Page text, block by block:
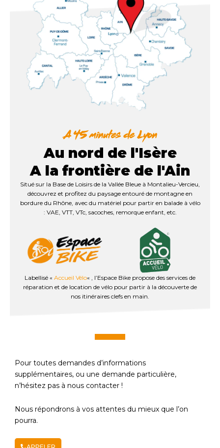
Au nord de l'Isère
A la frontière de l'Ain
Situé sur la Base de Loisirs de la Vallée Bleue à Montalieu-Vercieu,
découvrez et profitez du paysage entouré de montagne en
bordure du Rhône, avec du matériel pour partir en balade à vélo
: VAE, VTT, VTc, sacoches, remorque enfant, etc.
Labellisé « Accueil Vélo« , l’Espace Bike propose des services de
réparation et de location de vélo pour partir à la découverte de
nos itinéraires clefs en main.
Pour toutes demandes d’informations
supplémentaires, ou une demande particulière,
n’hésitez pas à nous contacter !
Nous répondrons à vos attentes du mieux que l’on
pourra.